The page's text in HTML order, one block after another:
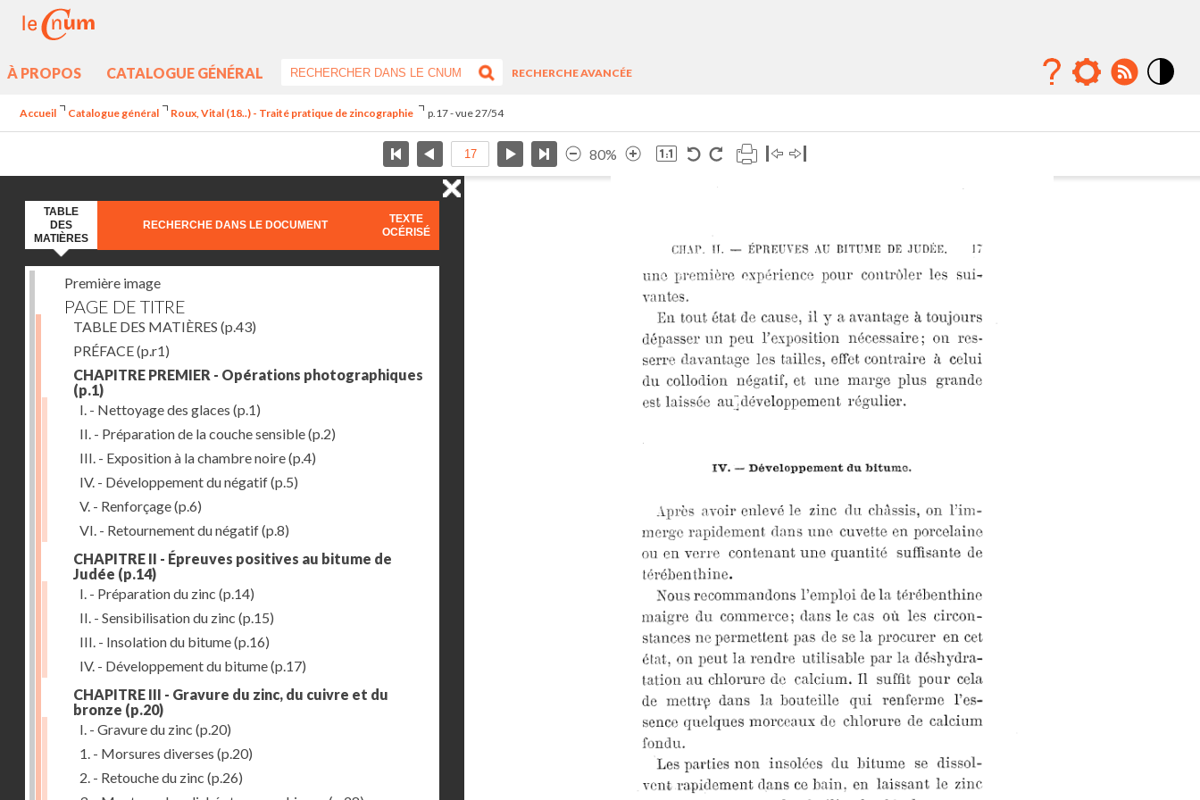
À PROPOS CATALOGUE GÉNÉRAL
RECHERCHE AVANCÉE
Accueil Catalogue général Roux, Vital (18..) - Traité pratique de zincographie p.17 - vue 27/54
80%
TABLE
DES
MATIÈRES
RECHERCHE DANS LE DOCUMENT
TEXTE
OCÉRISÉ
Première image
PAGE DE TITRE
TABLE DES MATIÈRES (p.43)
PRÉFACE(p.r1)
CHAPITRE PREMIER - Opérations photographiques
(p.1)
I. - Nettoyage des glaces (p.1)
II. - Préparation de la couche sensible(p.2)
III. - Exposition à la chambre noire(p.4)
IV. - Développement du négatif(p.5)
V. - Renforçage(p.6)
VI. - Retournement du négatif(p.8)
CHAPITRE II - Épreuves positives au bitume de
Judée (p.14)
I. - Préparation du zinc (p.14)
II. - Sensibilisation du zinc (p.15)
III. - Insolation du bitume(p.16)
IV. - Développement du bitume(p.17)
CHAPITRE III - Gravure du zinc, du cuivre et du
bronze (p.20)
I. - Gravure du zinc (p.20)
1. - Morsures diverses (p.20)
2. - Retouche du zinc (p.26)